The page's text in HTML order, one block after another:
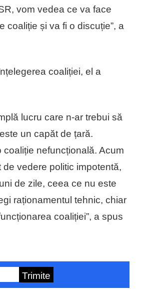
vom vedea ce va face
coaliție și va fi o discuție”, a
coaliției, el a
lucru care n-ar trebui să
un capăt de țară.
nefuncțională. Acum
vedere politic impotentă,
de zile, ceea ce nu este
raționamentul tehnic, chiar
coaliției”, a spus
Trimite